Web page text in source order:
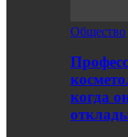
Общество
когда